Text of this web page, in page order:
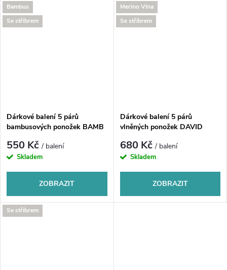
Bambus
Se stříbrem
Dárkové balení 5 párů
bambusových ponožek BAMB
550 Kč/ balení
Skladem
ZOBRAZIT
Merino Vlna
Se stříbrem
Dárkové balení 5 párů
vlněných ponožek DAVID
680 Kč/ balení
Skladem
ZOBRAZIT
Se stříbrem